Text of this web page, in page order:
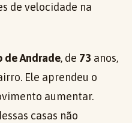
de velocidade na
de Andrade, de 73 anos,
Ele aprendeu o
aumentar.
casas não